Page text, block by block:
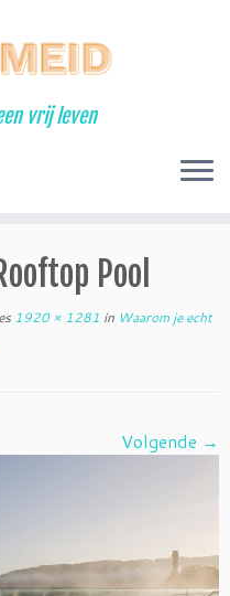
vrij leven
Pool
1920 × 1281 in Waarom je echt
Volgende →